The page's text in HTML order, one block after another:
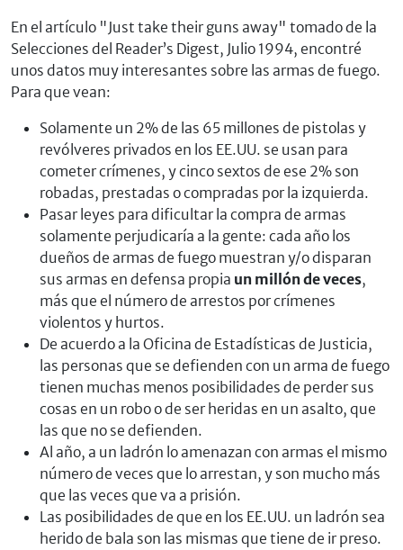
En el artículo "Just take their guns away" tomado de la
Selecciones del Reader’s Digest, Julio 1994, encontré
unos datos muy interesantes sobre las armas de fuego.
Para que vean:
Solamente un 2% de las 65 millones de pistolas y
revólveres privados en los EE.UU. se usan para
cometer crímenes, y cinco sextos de ese 2% son
robadas, prestadas o compradas por la izquierda.
Pasar leyes para dificultar la compra de armas
solamente perjudicaría a la gente: cada año los
dueños de armas de fuego muestran y/o disparan
sus armas en defensa propia un millón de veces,
más que el número de arrestos por crímenes
violentos y hurtos.
De acuerdo a la Oficina de Estadísticas de Justicia,
las personas que se defienden con un arma de fuego
tienen muchas menos posibilidades de perder sus
cosas en un robo o de ser heridas en un asalto, que
las que no se defienden.
Al año, a un ladrón lo amenazan con armas el mismo
número de veces que lo arrestan, y son mucho más
que las veces que va a prisión.
Las posibilidades de que en los EE.UU. un ladrón sea
herido de bala son las mismas que tiene de ir preso.